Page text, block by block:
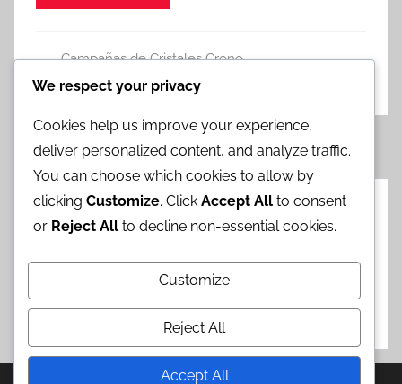
Campañas de Cristales Crono
Leave a comment
Posts
pagination
«Previous
Posts
1 … 3 4 5
Categorías
Campañas de Cristales Crono
Canje de Regalos del Evento
We respect your privacy
Cookies help us improve your experience,
deliver personalized content, and analyze traffic.
You can choose which cookies to allow by
clicking Customize. Click Accept All to consent
or Reject All to decline non-essential cookies.
Customize
Reject All
Accept All